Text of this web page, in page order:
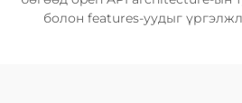
болон features-уудыг